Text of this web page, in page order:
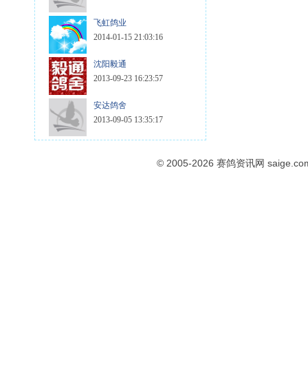
飞虹鸽业
2014-01-15 21:03:16
沈阳毅通
2013-09-23 16:23:57
安达鸽舍
2013-09-05 13:35:17
© 2005-2026 赛鸽资讯网